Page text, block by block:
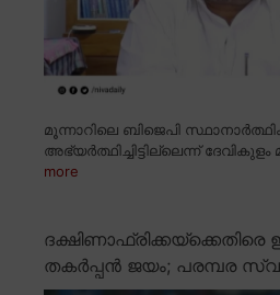
മൂന്നാറിലെ ബിജെപി
അഭ്യർത്ഥിച്ചിട്ടില്ലെന്ന്
more
ദക്ഷിണാഫ്രിക്കയ്ക്കെതിരെ
തകർപ്പൻ ജയം; പരമ്പര